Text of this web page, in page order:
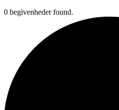
0 begivenheder found.